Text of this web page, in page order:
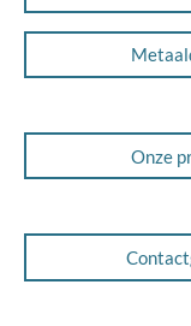
Onze